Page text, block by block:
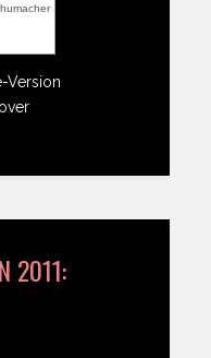
Version
2011: